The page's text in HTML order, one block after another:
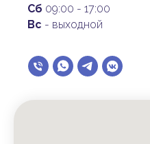
Сб 09:00 - 17:00
Вс - выходной